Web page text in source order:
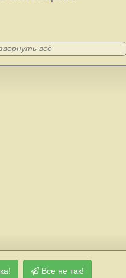
всё
Все не так!